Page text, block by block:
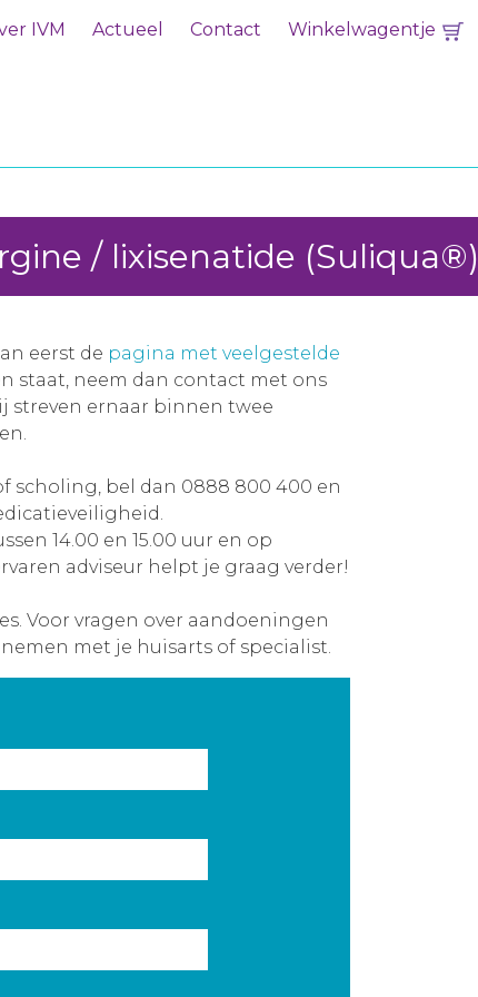
IVM Actueel Contact Winkelwagentje
/ lixisenatide (Suliqua®)
eerst de pagina met veelgestelde
staat, neem dan contact met ons
streven ernaar binnen twee
scholing, bel dan 0888 800 400 en
14.00 en 15.00 uur en op
adviseur helpt je graag verder!
Voor vragen over aandoeningen
met je huisarts of specialist.